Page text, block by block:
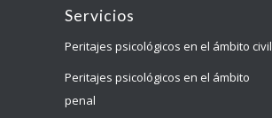
Servicios
Peritajes psicológicos en el ámbito civil
Peritajes psicológicos en el ámbito
penal